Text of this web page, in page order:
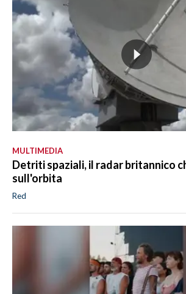
MULTIMEDIA
Detriti spaziali, il radar britannico
sull'orbita
Red